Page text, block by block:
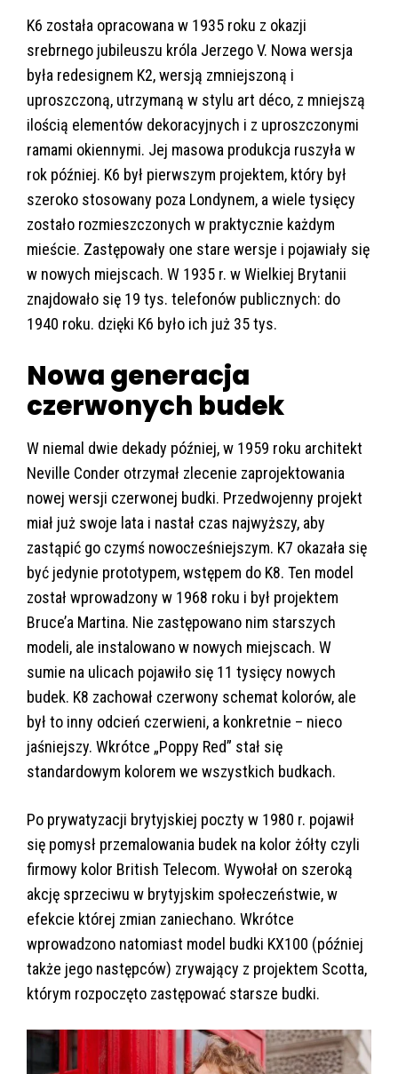
K6 została opracowana w 1935 roku z okazji
srebrnego jubileuszu króla Jerzego V. Nowa wersja
była redesignem K2, wersją zmniejszoną i
uproszczoną, utrzymaną w stylu art déco, z mniejszą
ilością elementów dekoracyjnych i z uproszczonymi
ramami okiennymi. Jej masowa produkcja ruszyła w
rok później. K6 był pierwszym projektem, który był
szeroko stosowany poza Londynem, a wiele tysięcy
zostało rozmieszczonych w praktycznie każdym
mieście. Zastępowały one stare wersje i pojawiały się
w nowych miejscach. W 1935 r. w Wielkiej Brytanii
znajdowało się 19 tys. telefonów publicznych: do
1940 roku. dzięki K6 było ich już 35 tys.
Nowa generacja
czerwonych budek
W niemal dwie dekady później, w 1959 roku architekt
Neville Conder otrzymał zlecenie zaprojektowania
nowej wersji czerwonej budki. Przedwojenny projekt
miał już swoje lata i nastał czas najwyższy, aby
zastąpić go czymś nowocześniejszym. K7 okazała się
być jedynie prototypem, wstępem do K8. Ten model
został wprowadzony w 1968 roku i był projektem
Bruce’a Martina. Nie zastępowano nim starszych
modeli, ale instalowano w nowych miejscach. W
sumie na ulicach pojawiło się 11 tysięcy nowych
budek. K8 zachował czerwony schemat kolorów, ale
był to inny odcień czerwieni, a konkretnie – nieco
jaśniejszy. Wkrótce „Poppy Red” stał się
standardowym kolorem we wszystkich budkach.
Po prywatyzacji brytyjskiej poczty w 1980 r. pojawił
się pomysł przemalowania budek na kolor żółty czyli
firmowy kolor British Telecom. Wywołał on szeroką
akcję sprzeciwu w brytyjskim społeczeństwie, w
efekcie której zmian zaniechano. Wkrótce
wprowadzono natomiast model budki KX100 (później
także jego następców) zrywający z projektem Scotta,
którym rozpoczęto zastępować starsze budki.